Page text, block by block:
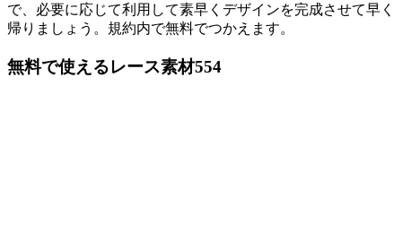
で、必要に応じて利用して素早くデザインを完成させて早く
帰りましょう。規約内で無料でつかえます。
無料で使えるレース素材554